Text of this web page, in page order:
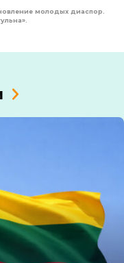
молодых диаспор.